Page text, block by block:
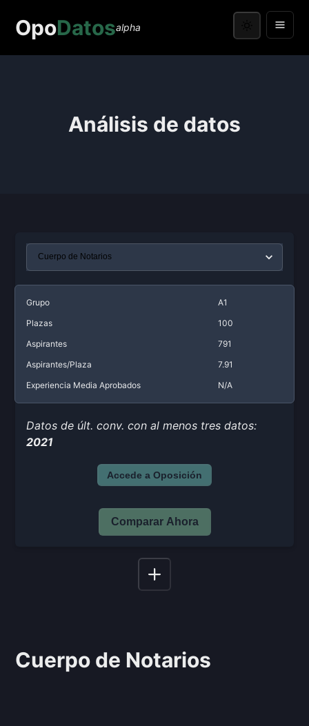
OpoDatosalpha
Análisis de datos
Grupo
A1
Plazas
100
Aspirantes
791
Aspirantes/Plaza
7.91
Experiencia Media Aprobados
N/A
Datos de últ. conv. con al menos tres datos:
2021
Accede a Oposición
Comparar Ahora
Cuerpo de Notarios